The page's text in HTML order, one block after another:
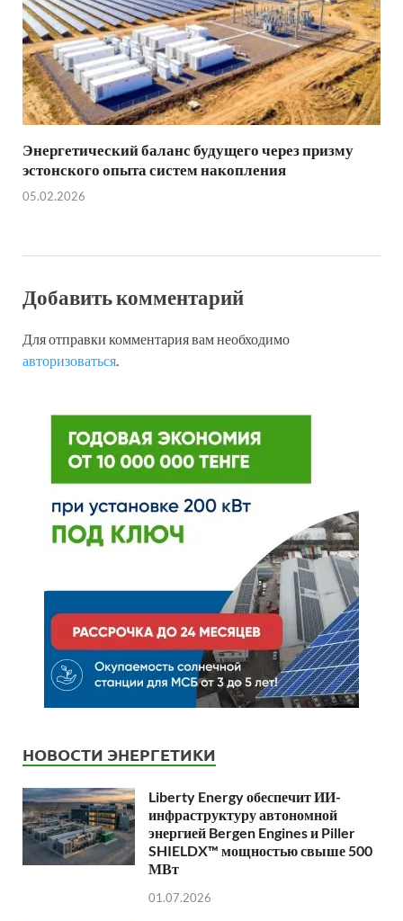
Энергетический баланс будущего через призму
эстонского опыта систем накопления
05.02.2026
Добавить комментарий
Для отправки комментария вам необходимо
авторизоваться.
НОВОСТИ ЭНЕРГЕТИКИ
Liberty Energy обеспечит ИИ-
инфраструктуру автономной
энергией Bergen Engines и Piller
SHIELDX™ мощностью свыше 500
МВт
01.07.2026